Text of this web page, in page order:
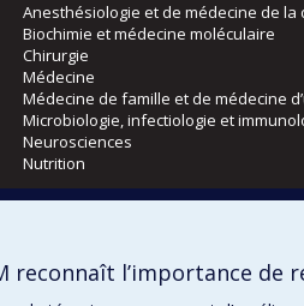
Anesthésiologie et de médecine de la
Biochimie et médecine moléculaire
Chirurgie
Médecine
Médecine de famille et de médecine
Microbiologie, infectiologie et
Neurosciences
Nutrition
Orthophonie et audiologie
reconnaît l’importance de